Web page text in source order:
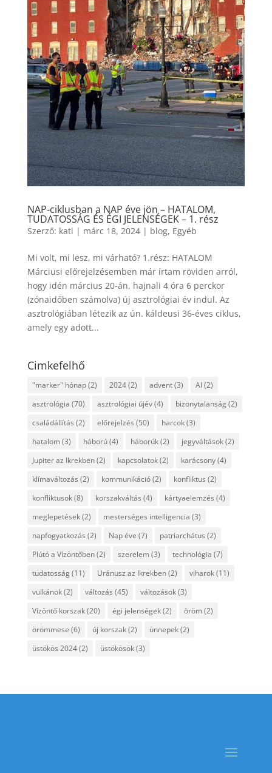
NAP-ciklusban a NAP éve jön – HATALOM,
TUDATOSSÁG ÉS ÉGI JELENSÉGEK – 1. rész
Szerző: kati | márc 18, 2024| blog, Egyéb
Mi volt, mi lesz, mi várható? 1.rész: HATALOM
Márciusi előrejelzésemben már írtam röviden arról,
hogy idén március 20-án, hajnali 4 óra 6 perckor
(zónaidőben számolva) új asztrológiai év indul. Az
asztrológiában létezik az ún. káldeusi 36-éves ciklus,
amely egy adott...
Cimkefelhő
"marker" hónap(2) 2024(2) advent(3) AI(2)
asztrológia (70) asztrológiai újév(4) bizonytalanság(2)
családállítás (2) előrejelzés (50) harcok(3)
hatalom (3) háború(4) háborúk(2) jegyváltások(2)
Jupiter az Ikrekben(2) kapcsolatok(2) karácsony(4)
klímaváltozás (2) kommunikáció(2) konfliktus (2)
konfliktusok(8) korszakváltás (4) kártyaelemzés (4)
meglepetések(2) mesterséges intelligencia (3)
napfogyatkozás (2) Nap éve (7) patriarchátus (2)
Plútó a Vízöntőben(2) szerelem (3) technológia (7)
tudatosság(11) Uránusz az Ikrekben(2) viharok(11)
vulkánok(2) változás (45) változások(3)
Vízöntő korszak(20) égi jelenségek(2) öröm (2)
örömmese (6) új korszak(2) ünnepek(2)
üstökös 2024(2) üstökösök(3)